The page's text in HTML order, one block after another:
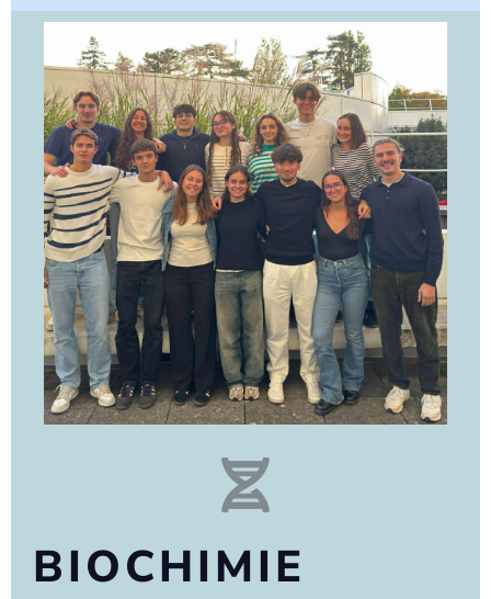
BIOCHIMIE